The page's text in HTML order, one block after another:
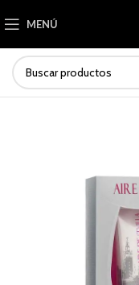
MENÚ